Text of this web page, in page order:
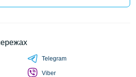
Telegram
Viber